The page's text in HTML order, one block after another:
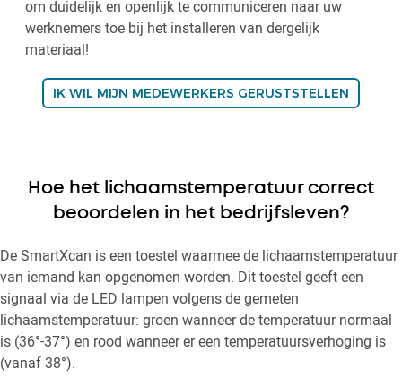
om duidelijk en openlijk te communiceren naar uw
werknemers toe bij het installeren van dergelijk
materiaal!
IK WIL MIJN MEDEWERKERS GERUSTSTELLEN
Hoe het lichaamstemperatuur correct
beoordelen in het bedrijfsleven?
De SmartXcan is een toestel waarmee de lichaamstemperatuur
van iemand kan opgenomen worden. Dit toestel geeft een
signaal via de LED lampen volgens de gemeten
lichaamstemperatuur: groen wanneer de temperatuur normaal
is (36°-37°) en rood wanneer er een temperatuursverhoging is
(vanaf 38°).